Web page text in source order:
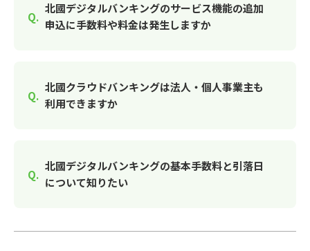
北國デジタルバンキングのサービス機能の追加
申込に手数料や料金は発生しますか
北國クラウドバンキングは法人・個人事業主も
利用できますか
北國デジタルバンキングの基本手数料と引落日
について知りたい